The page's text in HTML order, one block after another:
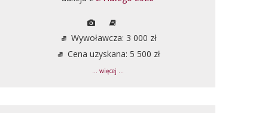
Wywoławcza: 3 000 zł
Cena uzyskana: 5 500 zł
... więcej ...